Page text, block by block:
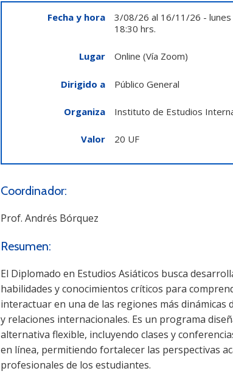
Fecha y hora 3/08/26 al 16/11/26 -
18:30 hrs.
Lugar Online (Vía Zoom)
Dirigido a Público General
Organiza Instituto de Estudios
Valor 20 UF
Coordinador:
Prof. Andrés Bórquez
Resumen:
El Diplomado en Estudios Asiáticos busca
habilidades y conocimientos críticos para
interactuar en una de las regiones más dinámicas
y relaciones internacionales. Es un programa
alternativa flexible, incluyendo clases y
en línea, permitiendo fortalecer las perspectivas
profesionales de los estudiantes.